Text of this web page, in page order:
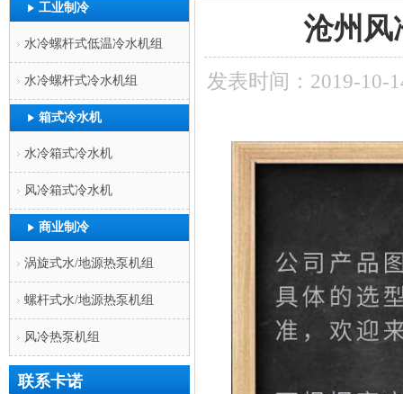
工业制冷
水冷螺杆式低温冷水机组
水冷螺杆式冷水机组
箱式冷水机
水冷箱式冷水机
风冷箱式冷水机
商业制冷
涡旋式水/地源热泵机组
螺杆式水/地源热泵机组
风冷热泵机组
联系卡诺
沧州风
发表时间：2019-10-